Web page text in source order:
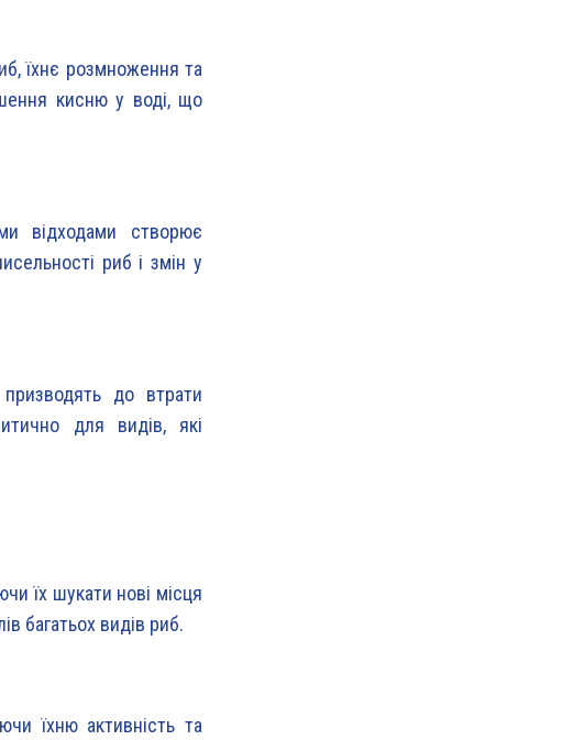
їхнє розмноження та
кисню у воді, що
відходами створює
риб і змін у
призводять до втрати
для видів, які
їх шукати нові місця
багатьох видів риб.
їхню активність та